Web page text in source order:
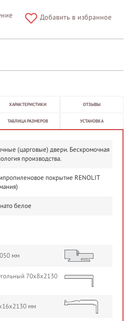
Добавить в избранное
ХАРАКТЕРИСТИКИ ОТЗЫВЫ
ТАБЛИЦА РАЗМЕРОВ УСТАНОВКА
(царговые) двери. Бескромочная
производства.
покрытие RENOLIT
белое
мм
70х8х2130
мм